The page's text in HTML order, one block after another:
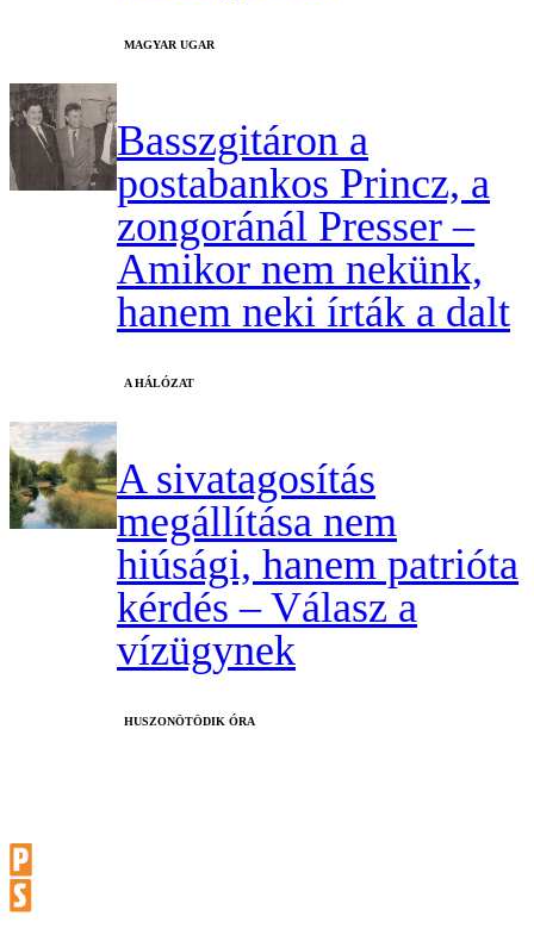
MAGYAR UGAR
Basszgitáron a
postabankos Princz, a
zongoránál Presser –
Amikor nem nekünk,
hanem neki írták a dalt
A HÁLÓZAT
A sivatagosítás
megállítása nem
hiúsági, hanem patrióta
kérdés – Válasz a
vízügynek
HUSZONÖTÖDIK ÓRA